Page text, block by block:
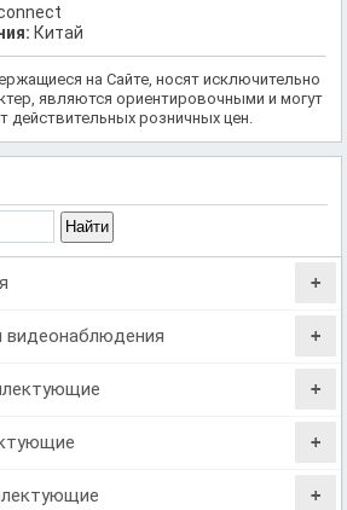
Китай
на Сайте, носят исключительно
являются ориентировочными и могут
действительных розничных цен.